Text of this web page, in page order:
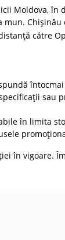
Moldova,
Chișinău
către
în limita
în vigoare.